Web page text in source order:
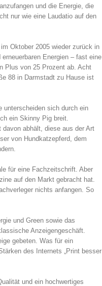
und die Energie, die
nur wie eine Laudatio auf den
Oktober 2005 wieder zurück in
Energien – fast eine
Plus von 25 Prozent ab. Acht
88 in Darmstadt zu Hause ist
unterscheiden sich durch ein
ein Skinny Pig breit.
abhält, diese aus der Art
von Hundkatzepferd, dem
für eine Fachzeitschrift. Aber
auf den Markt gebracht hat.
nichts anfangen. So
und Green sowie das
Anzeigengeschäft.
gebeten. Was für ein
des Internets „Print besser
und ein hochwertiges